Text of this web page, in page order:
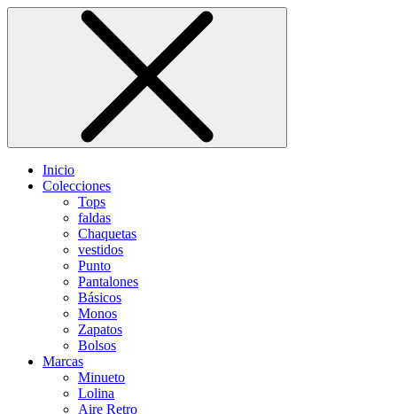
Inicio
Colecciones
Tops
faldas
Chaquetas
vestidos
Punto
Pantalones
Básicos
Monos
Zapatos
Bolsos
Marcas
Minueto
Lolina
Aire Retro